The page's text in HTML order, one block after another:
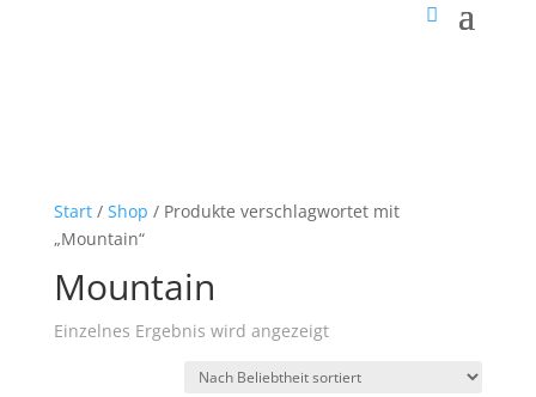
Start/ Shop / Produkte verschlagwortet mit
„Mountain“
Mountain
Einzelnes Ergebnis wird angezeigt